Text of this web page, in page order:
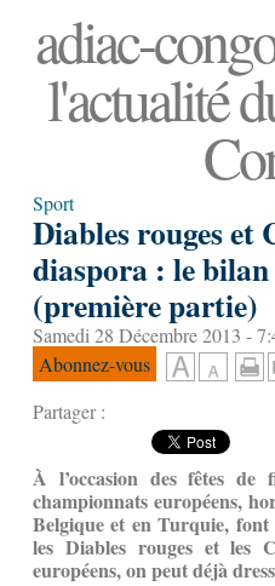
adiac-
l'actualité
Sport
Diables rouges et
diaspora : le
(première partie)
Samedi 28 Décembre 2013 -
Abonnez-vous
Partager :
À l’occasion des fêtes de
championnats européens,
Belgique et en Turquie,
les Diables rouges et les
européens, on peut déjà